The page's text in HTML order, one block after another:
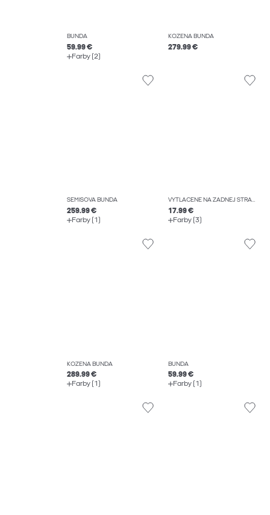
BUNDA
59.99 €
Farby (2)
KOŽENÁ BUNDA
279.99 €
SEMIŠOVÁ BUNDA
259.99 €
Farby (1)
VYTLAČENÉ NA ZADNEJ STRANE TRIČKO
17.99 €
Farby (3)
KOŽENÁ BUNDA
289.99 €
Farby (1)
BUNDA
59.99 €
Farby (1)